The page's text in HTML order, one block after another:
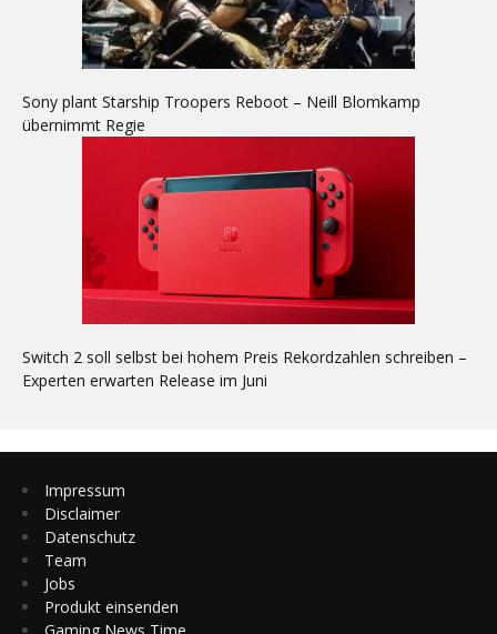
Sony plant Starship Troopers Reboot – Neill Blomkamp
übernimmt Regie
Switch 2 soll selbst bei hohem Preis Rekordzahlen schreiben –
Experten erwarten Release im Juni
Impressum
Disclaimer
Datenschutz
Team
Jobs
Produkt einsenden